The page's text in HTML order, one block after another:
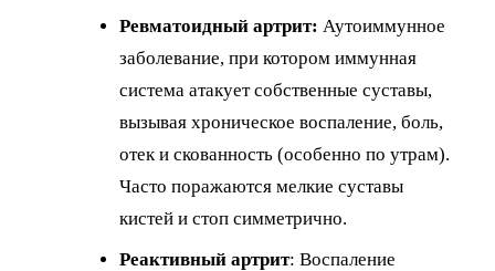
Ревматоидный артрит: Аутоиммунное
заболевание, при котором иммунная
система атакует собственные суставы,
вызывая хроническое воспаление, боль,
отек и скованность (особенно по утрам).
Часто поражаются мелкие суставы
кистей и стоп симметрично.
Реактивный артрит: Воспаление